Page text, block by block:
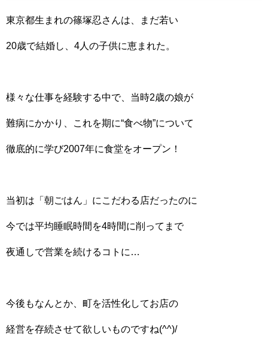
東京都生まれの篠塚忍さんは、まだ若い
20歳で結婚し、4人の子供に恵まれた。
様々な仕事を経験する中で、当時2歳の娘が
難病にかかり、これを期に“食べ物”について
徹底的に学び2007年に食堂をオープン！
当初は「朝ごはん」にこだわる店だったのに
今では平均睡眠時間を4時間に削ってまで
夜通しで営業を続けるコトに…
今後もなんとか、町を活性化してお店の
経営を存続させて欲しいものですね(^^)/